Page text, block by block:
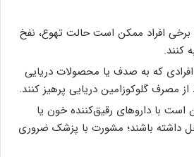
افراد ممکن است حالت تهوع، نفخ
کنند.
که به صدف یا محصولات دریایی
مصرف گلوکوزامین دریایی پرهیز کنند.
با داروهای رقیق‌کننده خون یا
داشته باشند؛ مشورت با پزشک ضروری